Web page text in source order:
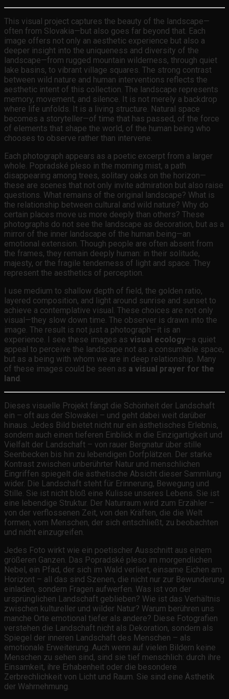
This visual project captures the beauty of the landscape—
often from Slovakia—but also goes far beyond that. Each
image offers not only an aesthetic experience but also a
deeper insight into the uniqueness and diversity of the
landscape—from rugged mountain wilderness, through quiet
lake basins, to vibrant village squares. The strong contrast
between wild nature and human interventions reflects the
aesthetic intent of this collection. The landscape represents
memory, movement, and silence. It is not merely a backdrop
where life unfolds. It is a living structure. Natural space
becomes a storyteller—of time that has passed, of the force
of elements that shape the world, of the human being who
chooses to observe rather than intervene.
Each photograph appears as a poetic excerpt from a larger
whole. Popradské pleso in the morning mist, a path
disappearing among trees, solitary oaks on the horizon—
these are scenes that not only invite admiration but also raise
questions. What remains of the original landscape? What is
the relationship between cultural and wild nature? Why do
certain places move us more deeply than others? These
photographs do not see the landscape as decoration, but as a
mirror of the inner landscape of the human being—an
emotional extension. Though people are often absent from
the frames, they remain deeply human: in their solitude,
majesty, or the fragile tenderness of light and space. They
represent the aesthetics of perception.
I use medium to shallow depth of field, the golden ratio,
layered composition, and light around sunrise and sunset to
achieve a contemplative visual. These choices are not only
visual—they slow down time. The observer is drawn into the
image. The result is not just a photograph—it is an
experience. I see these images as visual ecology—a quiet
appeal to perceive the landscape not as a consumable space,
but as a being with whom we are in deep relationship. Many
of these images could be seen as a visual prayer for the
land .
Dieses visuelle Projekt fängt die Schönheit der Landschaft
ein – oft aus der Slowakei – und geht dabei weit darüber
hinaus. Jedes Bild bietet nicht nur ein ästhetisches Erlebnis,
sondern auch einen tieferen Einblick in die Einzigartigkeit und
Vielfalt der Landschaft – von rauer Bergnatur über stille
Seenbecken bis hin zu lebendigen Dorfplätzen. Der starke
Kontrast zwischen unberührter Natur und menschlichen
Eingriffen spiegelt die ästhetische Absicht dieser Sammlung
wider. Die Landschaft steht für Erinnerung, Bewegung und
Stille. Sie ist nicht bloß eine Kulisse unseres Lebens. Sie ist
eine lebendige Struktur. Der Naturraum wird zum Erzähler –
von der verflossenen Zeit, von den Kräften, die die Welt
formen, vom Menschen, der sich entschließt, zu beobachten
und nicht einzugreifen.
Jedes Foto wirkt wie ein poetischer Ausschnitt aus einem
größeren Ganzen. Das Popradské pleso im morgendlichen
Nebel, ein Pfad, der sich im Wald verliert, einsame Eichen am
Horizont – all das sind Szenen, die nicht nur zur Bewunderung
einladen, sondern Fragen aufwerfen. Was ist von der
ursprünglichen Landschaft geblieben? Wie ist das Verhältnis
zwischen kultureller und wilder Natur? Warum berühren uns
manche Orte emotional tiefer als andere? Diese Fotografien
verstehen die Landschaft nicht als Dekoration, sondern als
Spiegel der inneren Landschaft des Menschen – als
emotionale Erweiterung. Auch wenn auf vielen Bildern keine
Menschen zu sehen sind, sind sie tief menschlich: durch ihre
Einsamkeit, ihre Erhabenheit oder die besondere
Zerbrechlichkeit von Licht und Raum. Sie sind eine Ästhetik
der Wahrnehmung.